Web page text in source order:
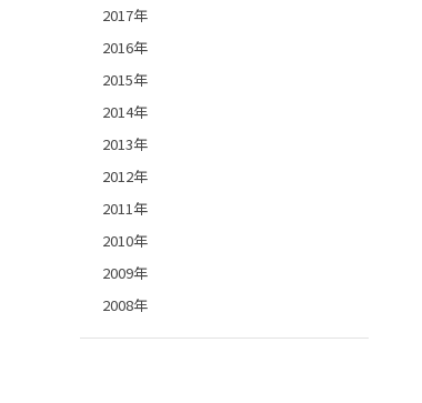
2017年
2016年
2015年
2014年
2013年
2012年
2011年
2010年
2009年
2008年